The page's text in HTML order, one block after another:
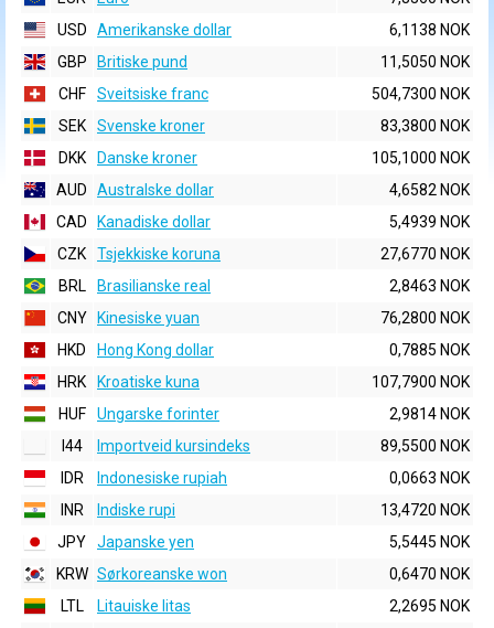
USD
Amerikanske dollar
6,1138 NOK
GBP
Britiske pund
11,5050 NOK
CHF
Sveitsiske franc
504,7300 NOK
SEK
Svenske kroner
83,3800 NOK
DKK
Danske kroner
105,1000 NOK
AUD
Australske dollar
4,6582 NOK
CAD
Kanadiske dollar
5,4939 NOK
CZK
Tsjekkiske koruna
27,6770 NOK
BRL
Brasilianske real
2,8463 NOK
CNY
Kinesiske yuan
76,2800 NOK
HKD
Hong Kong dollar
0,7885 NOK
HRK
Kroatiske kuna
107,7900 NOK
HUF
Ungarske forinter
2,9814 NOK
I44
Importveid kursindeks
89,5500 NOK
IDR
Indonesiske rupiah
0,0663 NOK
INR
Indiske rupi
13,4720 NOK
JPY
Japanske yen
5,5445 NOK
KRW Sørkoreanske won
0,6470 NOK
LTL
Litauiske litas
2,2695 NOK